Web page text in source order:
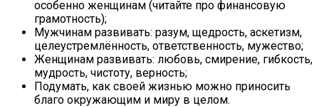
особенно женщинам (читайте про финансовую
грамотность);
Мужчинам развивать: разум, щедрость, аскетизм,
целеустремлённость, ответственность, мужество;
Женщинам развивать: любовь, смирение, гибкость,
мудрость, чистоту, верность;
Подумать, как своей жизнью можно приносить
благо окружающим и миру в целом.